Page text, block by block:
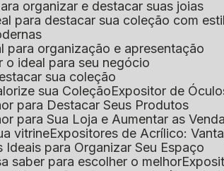
organizar e destacar suas joias
para destacar sua coleção com
para organização e apresentação
o ideal para seu negócio
sua coleção
sua Coleção Expositor de
para Destacar Seus Produtos
para Sua Loja e Aumentar as
vitrine Expositores de Acrílico:
Ideais para Organizar Seu Espaço
saber para escolher o melhor